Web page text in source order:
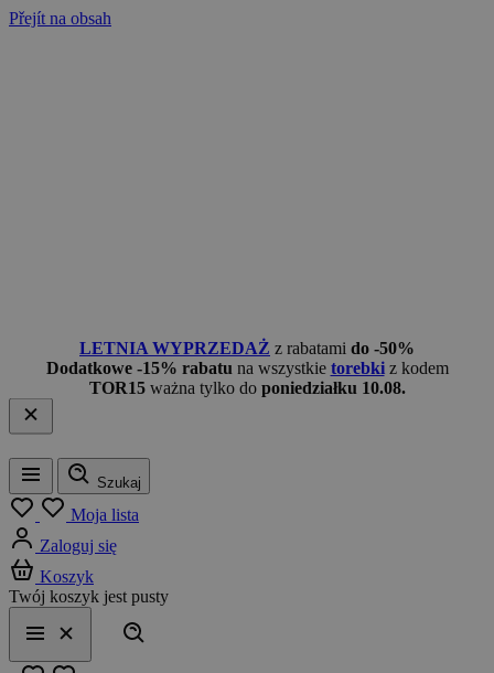
Přejít na obsah
LETNIA WYPRZEDAŻ z rabatami do -50%
Dodatkowe -15% rabatu na wszystkie torebkiz kodem
TOR15 ważna tylko do poniedziałku 10.08.
Menu
Szukaj
Moja lista
Zaloguj się
Koszyk
Twój koszyk jest pusty
Menu
Zamknij